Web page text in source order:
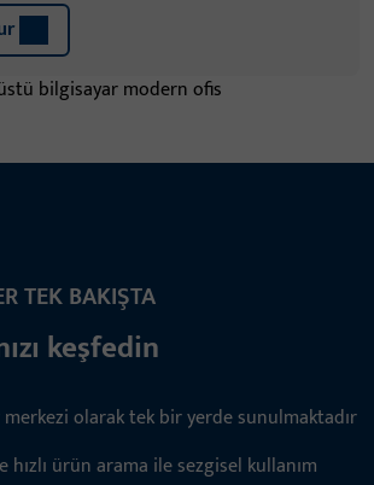
TEK BAKIŞTA
keşfedin
olarak tek bir yerde sunulmaktadır
hızlı ürün arama ile sezgisel kullanım